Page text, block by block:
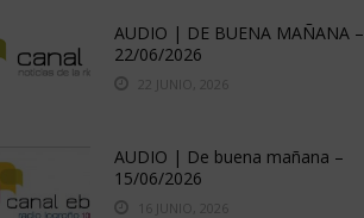
AUDIO | DE BUENA MAÑANA –
22/06/2026
22 JUNIO, 2026
AUDIO | De buena mañana –
15/06/2026
16 JUNIO, 2026